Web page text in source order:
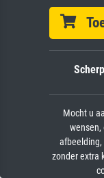
Mocht u
wensen,
afbeelding,
zonder extra